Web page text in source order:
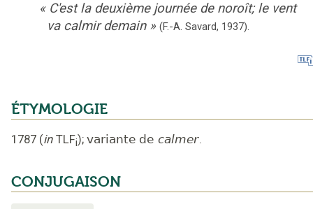
« C'est la deuxième journée de noroît; le vent
va calmir demain » (F.-A. Savard, 1937).
ÉTYMOLOGIE
1787 (in TLFi); variante de calmer.
CONJUGAISON